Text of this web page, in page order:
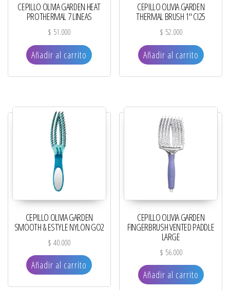
CEPILLO OLIVIA GARDEN HEAT
PROTHERMAL 7 LINEAS
$ 51.000
Añadir al carrito
CEPILLO OLIVIA GARDEN
THERMAL BRUSH 1″ CI25
$ 52.000
Añadir al carrito
CEPILLO OLIVIA GARDEN
SMOOTH & ESTYLE NYLON GO2
$ 40.000
Añadir al carrito
CEPILLO OLIVIA GARDEN
FINGERBRUSH VENTED PADDLE
LARGE
$ 56.000
Añadir al carrito